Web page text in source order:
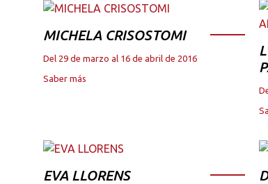
MICHELA CRISOSTOMI
Del 29 de marzo al 16 de abril de 2016
Saber más
EVA LLORENS